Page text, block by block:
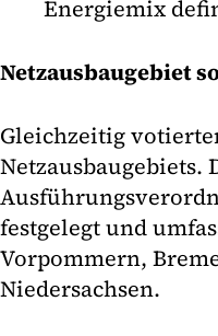
Energiemix
Netzausbaugebiet
Gleichzeitig
Netzausbaugebiets.
festgelegt und
Vorpommern,
Niedersachsen.